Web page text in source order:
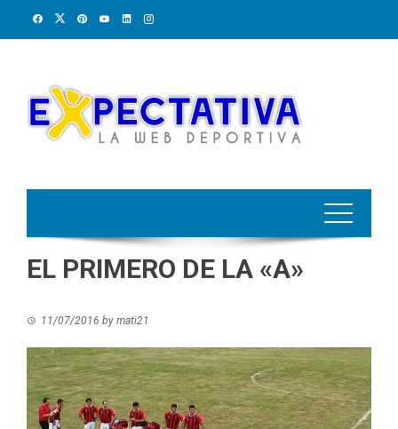
EL PRIMERO DE LA «A»
11/07/2016 by mati21